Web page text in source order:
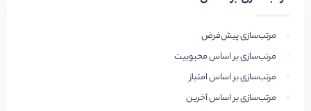
مرتب‌سازی پیش‌فرض
مرتب‌سازی بر اساس محبوبیت
مرتب‌سازی بر اساس امتیاز
مرتب‌سازی بر اساس آخرین